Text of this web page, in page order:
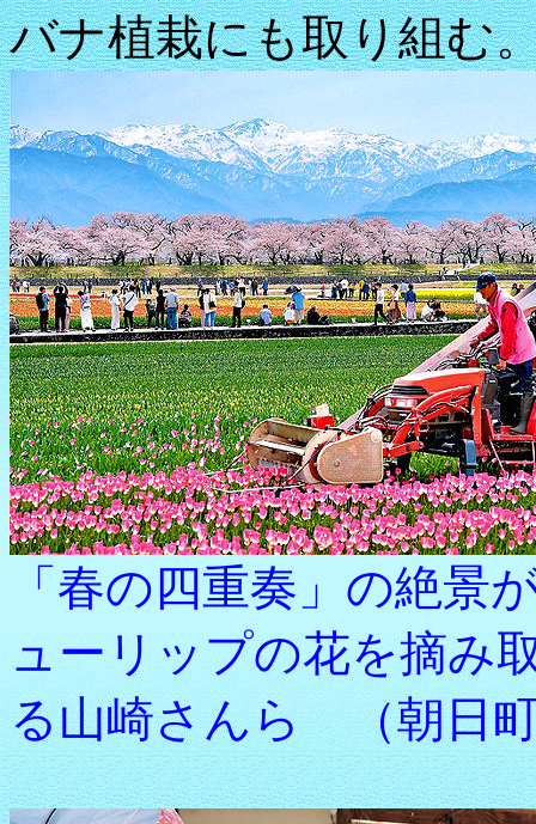
バナ植栽にも取り組む
「春の四重奏」の絶景
ューリップの花を摘み
る山崎さんら （朝日